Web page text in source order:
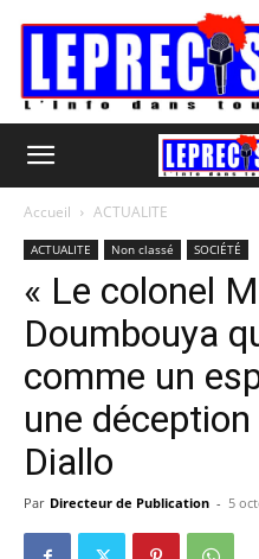
Accueil ACTUALITE
ACTUALITE Non classé SOCIÉTÉ
« Le colonel
Doumbouya
comme un
une
Diallo
Par Directeur de Publication - 5